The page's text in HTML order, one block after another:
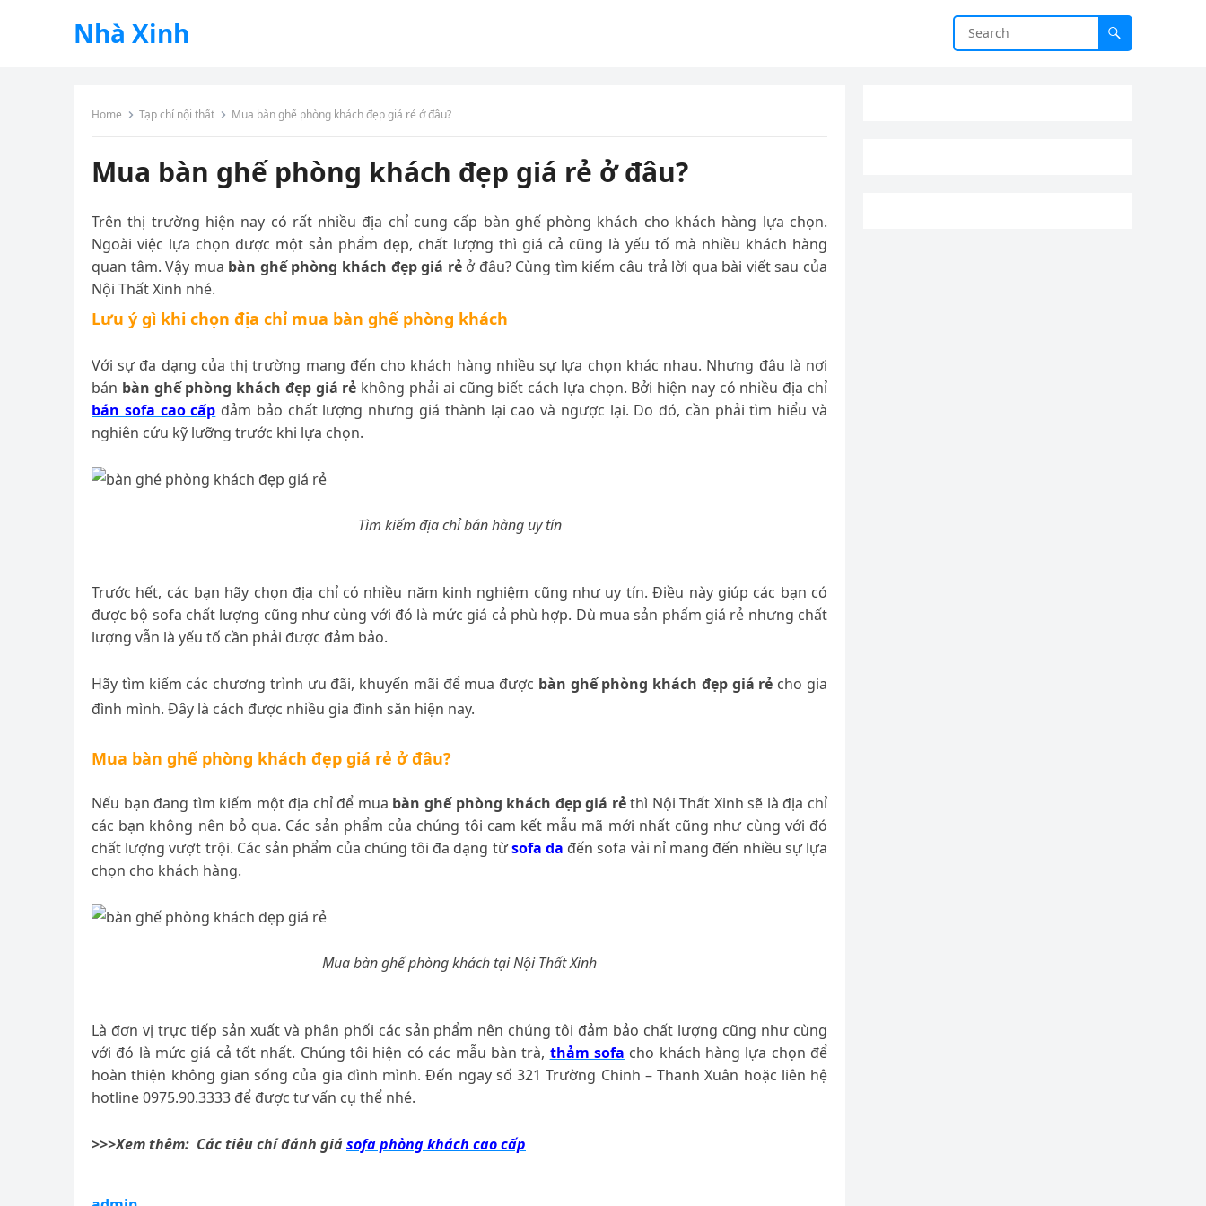
Nhà Xinh
Home Tạp chí nội thất Mua bàn ghế phòng khách đẹp giá rẻ ở đâu?
Mua bàn ghế phòng khách đẹp giá rẻ ở đâu?
Trên thị trường hiện nay có rất nhiều địa chỉ cung cấp bàn ghế phòng khách cho khách hàng lựa chọn.
Ngoài việc lựa chọn được một sản phẩm đẹp, chất lượng thì giá cả cũng là yếu tố mà nhiều khách hàng
quan tâm. Vậy mua bàn ghế phòng khách đẹp giá rẻở đâu? Cùng tìm kiếm câu trả lời qua bài viết sau của
Nội Thất Xinh nhé.
Lưu ý gì khi chọn địa chỉ mua bàn ghế phòng khách
Với sự đa dạng của thị trường mang đến cho khách hàng nhiều sự lựa chọn khác nhau. Nhưng đâu là nơi
bán bàn ghế phòng khách đẹp giá rẻ không phải ai cũng biết cách lựa chọn. Bởi hiện nay có nhiều địa chỉ
bán sofa cao cấp đảm bảo chất lượng nhưng giá thành lại cao và ngược lại. Do đó, cần phải tìm hiểu và
nghiên cứu kỹ lưỡng trước khi lựa chọn.
Tìm kiếm địa chỉ bán hàng uy tín
Trước hết, các bạn hãy chọn địa chỉ có nhiều năm kinh nghiệm cũng như uy tín. Điều này giúp các bạn có
được bộ sofa chất lượng cũng như cùng với đó là mức giá cả phù hợp. Dù mua sản phẩm giá rẻ nhưng chất
lượng vẫn là yếu tố cần phải được đảm bảo.
Hãy tìm kiếm các chương trình ưu đãi, khuyến mãi để mua được bàn ghế phòng khách đẹp giá rẻ cho gia
đình mình. Đây là cách được nhiều gia đình săn hiện nay.
Mua bàn ghế phòng khách đẹp giá rẻ ở đâu?
Nếu bạn đang tìm kiếm một địa chỉ để mua bàn ghế phòng khách đẹp giá rẻthì Nội Thất Xinh sẽ là địa chỉ
các bạn không nên bỏ qua. Các sản phẩm của chúng tôi cam kết mẫu mã mới nhất cũng như cùng với đó
chất lượng vượt trội. Các sản phẩm của chúng tôi đa dạng từsofa da đến sofa vải nỉ mang đến nhiều sự lựa
chọn cho khách hàng.
Mua bàn ghế phòng khách tại Nội Thất Xinh
Là đơn vị trực tiếp sản xuất và phân phối các sản phẩm nên chúng tôi đảm bảo chất lượng cũng như cùng
với đó là mức giá cả tốt nhất. Chúng tôi hiện có các mẫu bàn trà, thảm sofa cho khách hàng lựa chọn để
hoàn thiện không gian sống của gia đình mình. Đến ngay số 321 Trường Chinh – Thanh Xuân hoặc liên hệ
hotline 0975.90.3333 để được tư vấn cụ thể nhé.
>>>Xem thêm: Các tiêu chí đánh giásofa phòng khách cao cấp